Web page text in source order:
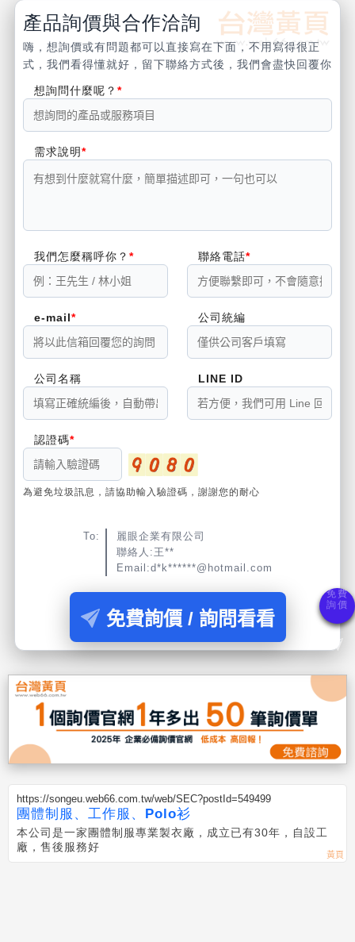
產品詢價與合作洽詢
嗨，想詢價或有問題都可以直接寫在下面，不用寫得很正
式，我們看得懂就好，留下聯絡方式後，我們會盡快回覆你
想詢問什麼呢？
需求說明
我們怎麼稱呼你？ 聯絡電話
e-mail 公司統編
公司名稱 LINE ID
認證碼
為避免垃圾訊息，請協助輸入驗證碼，謝謝您的耐心
To:
麗眼企業有限公司
聯絡人:王**
Email:d*k******@hotmail.com
免費詢價 / 詢問看看
https://songeu.web66.com.tw/web/SEC?postId=549499
團體制服、工作服、Polo衫
本公司是一家團體制服專業製衣廠，成立已有30年，自設工
廠，售後服務好